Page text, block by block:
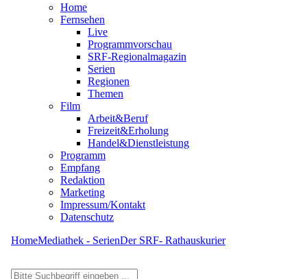
Home
Fernsehen
Live
Programmvorschau
SRF-Regionalmagazin
Serien
Regionen
Themen
Film
Arbeit&Beruf
Freizeit&Erholung
Handel&Dienstleistung
Programm
Empfang
Redaktion
Marketing
Impressum/Kontakt
Datenschutz
HomeMediathek - SerienDer SRF- Rathauskurier